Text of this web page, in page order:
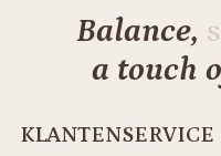
Balance,
a touch
KLANTENSERVICE